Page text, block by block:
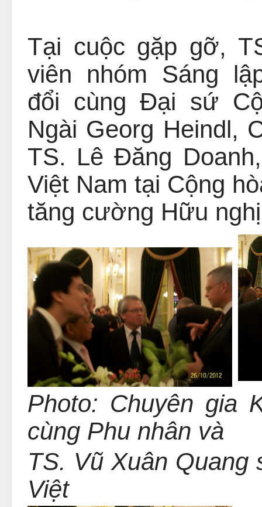
Tại cuộc gặp gỡ,
viên nhóm Sáng
đổi cùng Đại sứ
Ngài Georg Heindl,
TS. Lê Đăng
Việt Nam tại Cộng
tăng cường Hữu
Photo: Chuyên gia
cùng Phu nhân và
TS. Vũ Xuân Quang
Việt